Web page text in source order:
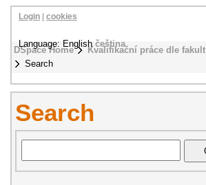
DSpace Home Kvalifikační práce dle fakult
Search
Login cookies
Language: Englishčeština
Search